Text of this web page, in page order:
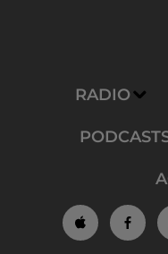
RADIO